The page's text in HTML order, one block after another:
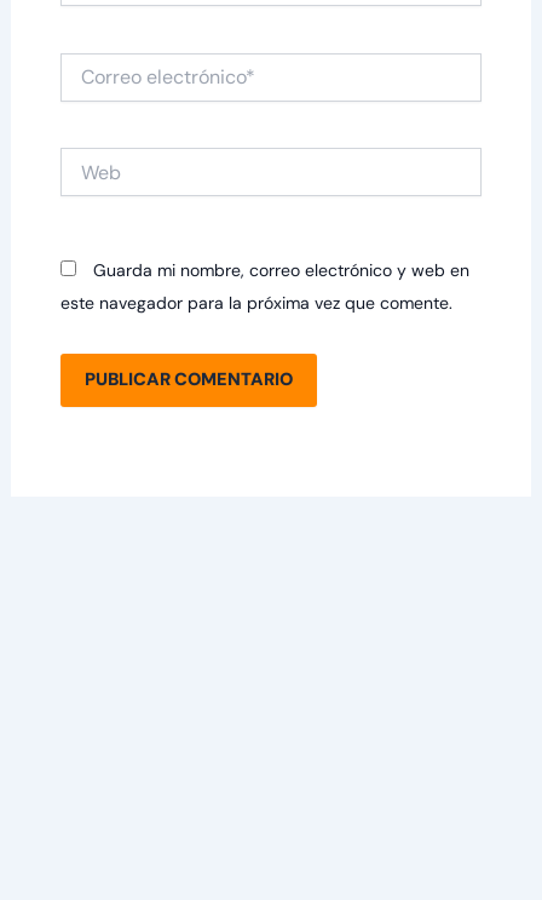
Correo
electrónico*
Guarda mi nombre, correo electrónico y web en
este navegador para la próxima vez que comente.